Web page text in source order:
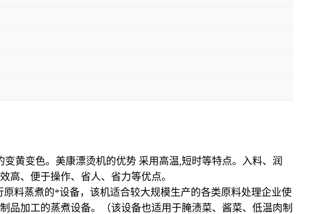
黄变色。美康漂烫机的优势 采用高温,短时等特点。入料、润
高、便于操作、省人、省力等优点。
料蒸煮的*设备，该机适合较大规模生产的各类原料处理企业使
品加工的蒸煮设备。（该设备也适用于腌渍菜、酱菜、低温肉制